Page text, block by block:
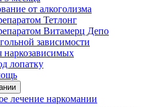
от алкоголизма
Тетлонг
Витамерц Депо
зависимости
наркозависимых
лопатку
лечение наркомании